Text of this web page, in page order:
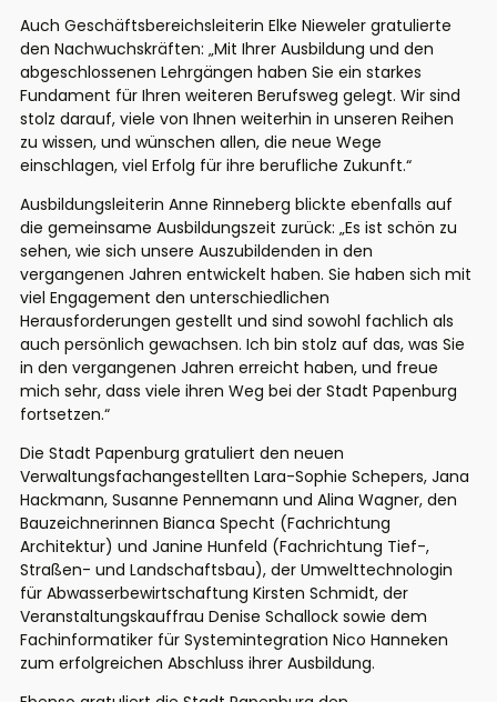
Auch Geschäftsbereichsleiterin Elke Nieweler gratulierte
den Nachwuchskräften: „Mit Ihrer Ausbildung und den
abgeschlossenen Lehrgängen haben Sie ein starkes
Fundament für Ihren weiteren Berufsweg gelegt. Wir sind
stolz darauf, viele von Ihnen weiterhin in unseren Reihen
zu wissen, und wünschen allen, die neue Wege
einschlagen, viel Erfolg für ihre berufliche Zukunft.“
Ausbildungsleiterin Anne Rinneberg blickte ebenfalls auf
die gemeinsame Ausbildungszeit zurück: „Es ist schön zu
sehen, wie sich unsere Auszubildenden in den
vergangenen Jahren entwickelt haben. Sie haben sich mit
viel Engagement den unterschiedlichen
Herausforderungen gestellt und sind sowohl fachlich als
auch persönlich gewachsen. Ich bin stolz auf das, was Sie
in den vergangenen Jahren erreicht haben, und freue
mich sehr, dass viele ihren Weg bei der Stadt Papenburg
fortsetzen.“
Die Stadt Papenburg gratuliert den neuen
Verwaltungsfachangestellten Lara-Sophie Schepers, Jana
Hackmann, Susanne Pennemann und Alina Wagner, den
Bauzeichnerinnen Bianca Specht (Fachrichtung
Architektur) und Janine Hunfeld (Fachrichtung Tief-,
Straßen- und Landschaftsbau), der Umwelttechnologin
für Abwasserbewirtschaftung Kirsten Schmidt, der
Veranstaltungskauffrau Denise Schallock sowie dem
Fachinformatiker für Systemintegration Nico Hanneken
zum erfolgreichen Abschluss ihrer Ausbildung.